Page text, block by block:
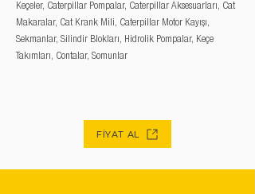
Keçeler, Caterpillar Pompalar, Caterpillar Aksesuarları, Cat
Makaralar, Cat Krank Mili, Caterpillar Motor Kayışı,
Sekmanlar, Silindir Blokları, Hidrolik Pompalar, Keçe
Takımları, Contalar, Somunlar
FİYAT AL